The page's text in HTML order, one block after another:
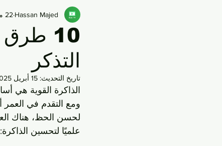
10
التذكر
Hassan Majed 22 مارس 2025
تاريخ التحديث: 15 أبريل 2025
الذاكرة القوية هي
ومع التقدم في
علميًا لتحسين الذاكرة: